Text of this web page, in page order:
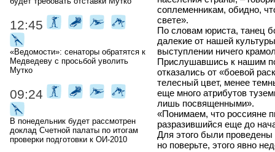
соплеменникам, обидно,
свете».
По словам юриста, танец
далекие от нашей
выступлении ничего
Прислушавшись к нашим
отказались от «боевой
телесный цвет, менее
еще много атрибутов
лишь посвященными».
«Понимаем, что россияне
разразившийся еще до
Для этого были проведены
но поверьте, этого явно
12:45
«Ведомости»: сенаторы обратятся к
Медведеву с просьбой уволить
Мутко
09:24
В понедельник будет рассмотрен
доклад Счетной палаты по итогам
проверки подготовки к ОИ-2010